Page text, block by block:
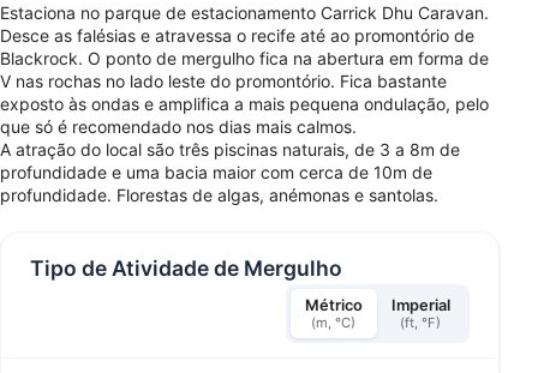
Estaciona no parque de estacionamento Carrick Dhu Caravan.
Desce as falésias e atravessa o recife até ao promontório de
Blackrock. O ponto de mergulho fica na abertura em forma de
V nas rochas no lado leste do promontório. Fica bastante
exposto às ondas e amplifica a mais pequena ondulação, pelo
que só é recomendado nos dias mais calmos.
A atração do local são três piscinas naturais, de 3 a 8m de
profundidade e uma bacia maior com cerca de 10m de
profundidade. Florestas de algas, anémonas e santolas.
Tipo de Atividade de Mergulho
Métrico
(m, °C)
Imperial
(ft, °F)